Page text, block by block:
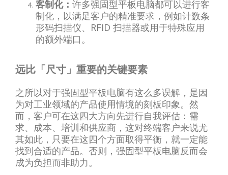
客制化： 许多强固型平板电脑都可以进行客
制化，以满足客户的精准要求，例如计数条
形码扫描仪、RFID 扫描器或用于特殊应用
的额外端口。
远比「尺寸」重要的关键要素
之所以对于强固型平板电脑有这么多误解，是因
为对工业领域的产品使用情境的刻板印象。然
而，客户可在这四大方向先进行自我评估：需
求、成本、培训和供应商，这对终端客户来说尤
其如此，只要在这四个方面取得平衡，就一定能
找到合适的产品。否则，强固型平板电脑反而会
成为负担而非助力。